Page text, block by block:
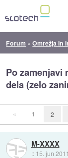
Forum »Omrežja in
Po zamenjavi
dela (zelo
« 1 2
M-XXXX
:: 15. jun